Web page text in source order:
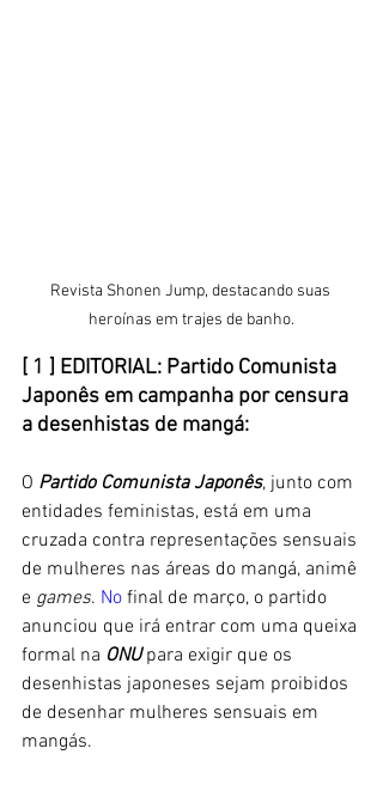
Revista Shonen Jump, destacando suas
heroínas em trajes de banho.
[ 1 ] EDITORIAL: Partido Comunista
Japonês em campanha por censura
a desenhistas de mangá:
O Partido Comunista Japonês, junto com
entidades feministas, está em uma
cruzada contra representações sensuais
de mulheres nas áreas do mangá, animê
e games. No final de março, o partido
anunciou que irá entrar com uma queixa
formal na ONU para exigir que os
desenhistas japoneses sejam proibidos
de desenhar mulheres sensuais em
mangás.